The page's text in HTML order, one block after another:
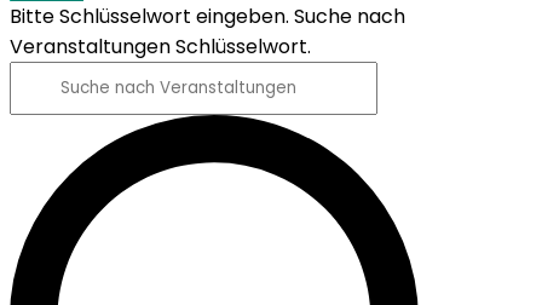
Bitte Schlüsselwort eingeben. Suche nach
Veranstaltungen Schlüsselwort.